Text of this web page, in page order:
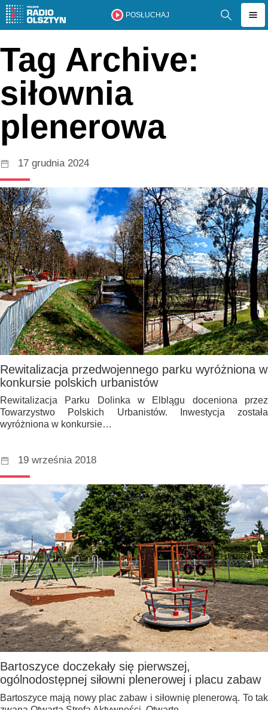
POSŁUCHAJ
Tag Archive:
siłownia
plenerowa
17 grudnia 2024
Rewitalizacja przedwojennego parku wyróżniona w
konkursie polskich urbanistów
Rewitalizacja Parku Dolinka w Elblągu doceniona przez
Towarzystwo Polskich Urbanistów. Inwestycja została
wyróżniona w konkursie…
19 września 2018
Bartoszyce doczekały się pierwszej,
ogólnodostępnej siłowni plenerowej i placu zabaw
Bartoszyce mają nowy plac zabaw i siłownię plenerową. To tak